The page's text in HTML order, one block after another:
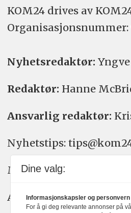
KOM24 drives av
Organisasjons­nummer:
Nyhetsredaktør:
Redaktør: Hanne
Ansvarlig redaktør:
Nyhetstips:
Meninger:
Annonse:
Dine valg:
Informasjonskapsler og personvern
For å gi deg relevante annonser på